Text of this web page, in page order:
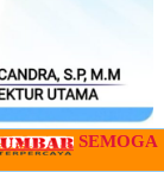
SEMOGA